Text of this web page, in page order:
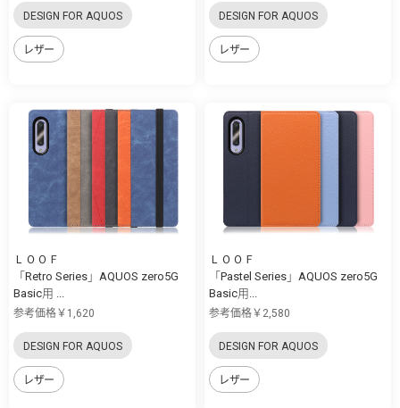
DESIGN FOR AQUOS
レザー
DESIGN FOR AQUOS
レザー
ＬＯＯＦ
「Retro Series」AQUOS zero5G
Basic用 ...
参考価格￥1,620
DESIGN FOR AQUOS
レザー
ＬＯＯＦ
「Pastel Series」AQUOS zero5G
Basic用...
参考価格￥2,580
DESIGN FOR AQUOS
レザー